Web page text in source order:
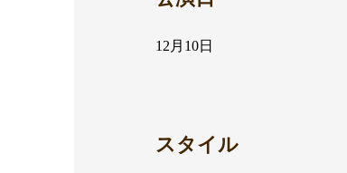
12月10日
スタイル